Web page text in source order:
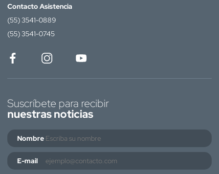
Contacto Asistencia
(55) 3541-0889
(55) 3541-0745
Suscríbete para recibir
nuestras noticias
Nombre
E-mail